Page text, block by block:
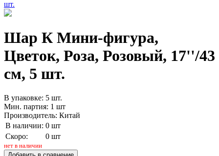
Шар К Мини-фигура,
Цветок, Роза, Розовый, 17''/43
см, 5 шт.
В упаковке: 5 шт.
Мин. партия: 1 шт
Производитель: Китай
В наличии: 0 шт
Скоро:
0 шт
нет в наличии